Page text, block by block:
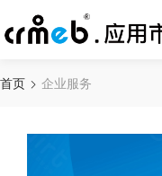
首页 企业服务